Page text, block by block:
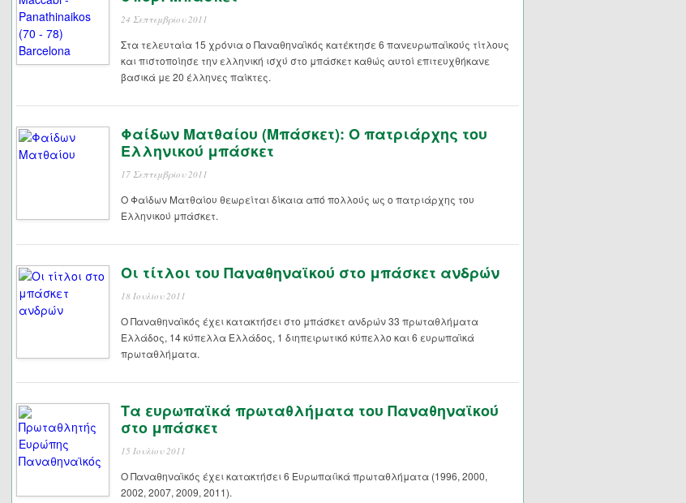
24 Σεπτεμβρίου 2011
Στα τελευταία 15 χρόνια ο Παναθηναϊκός κατέκτησε 6 πανευρωπαϊκούς τίτλους
και πιστοποίησε την ελληνική ισχύ στο μπάσκετ καθώς αυτοί επιτευχθήκανε
βασικά με 20 έλληνες παίκτες.
Φαίδων Ματθαίου (Μπάσκετ): Ο πατριάρχης του
Ελληνικού μπάσκετ
17 Σεπτεμβρίου 2011
Ο Φαίδων Ματθαίου θεωρείται δίκαια από πολλούς ως ο πατριάρχης του
Ελληνικού μπάσκετ.
Οι τίτλοι του Παναθηναϊκού στο μπάσκετ ανδρών
18 Ιουλίου 2011
Ο Παναθηναϊκός έχει κατακτήσει στο μπάσκετ ανδρών 33 πρωταθλήματα
Ελλάδος, 14 κύπελλα Ελλάδος, 1 διηπειρωτικό κύπελλο και 6 ευρωπαϊκά
πρωταθλήματα.
Τα ευρωπαϊκά πρωταθλήματα του Παναθηναϊκού
στο μπάσκετ
15 Ιουλίου 2011
Ο Παναθηναϊκός έχει κατακτήσει 6 Ευρωπαιϊκά πρωταθλήματα (1996, 2000,
2002, 2007, 2009, 2011).